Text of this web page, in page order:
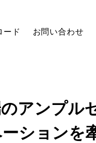
ード お問い合わせ
アンプル
ションを